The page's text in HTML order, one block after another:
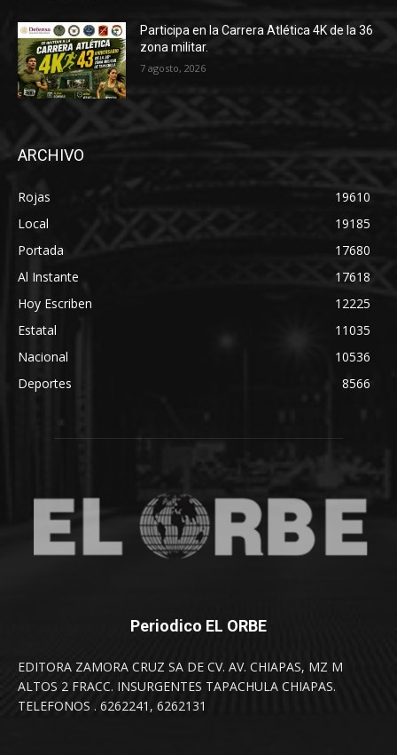
Participa en la Carrera Atlética 4K de la 36
zona militar.
7 agosto, 2026
ARCHIVO
Rojas
19610
Local
19185
Portada
17680
Al Instante
17618
Hoy Escriben
12225
Estatal
11035
Nacional
10536
Deportes
8566
Periodico EL ORBE
EDITORA ZAMORA CRUZ SA DE CV. AV. CHIAPAS, MZ M
ALTOS 2 FRACC. INSURGENTES TAPACHULA CHIAPAS.
TELEFONOS . 6262241, 6262131